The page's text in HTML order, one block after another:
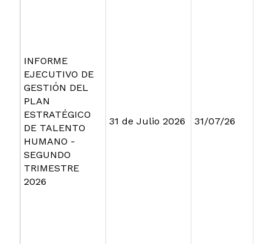
INFORME
EJECUTIVO DE
GESTIÓN DEL
PLAN
ESTRATÉGICO
DE TALENTO
HUMANO -
SEGUNDO
TRIMESTRE
2026
31 de Julio 2026 31/07/26